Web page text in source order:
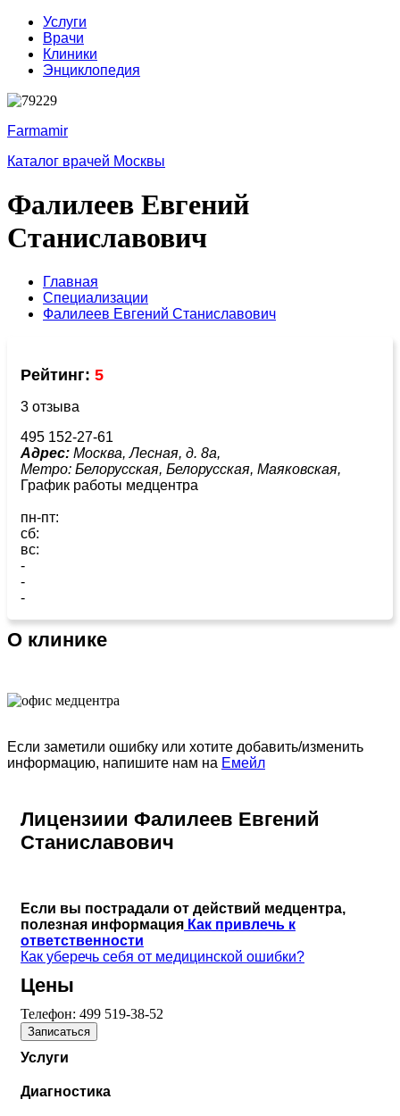
Услуги
Врачи
Клиники
Энциклопедия
Farmamir
Каталог врачей Москвы
Фалилеев Евгений
Станиславович
Главная
Специализации
Фалилеев Евгений Станиславович
Рейтинг: 5
3 отзыва
495 152-27-61
Адрес: Москва, Лесная, д. 8а,
Метро: Белорусская, Белорусская, Маяковская,
График работы медцентра
пн-пт:
сб:
вс:
-
-
-
О клинике
Если заметили ошибку или хотите добавить/изменить
информацию, напишите нам на Емейл
Лицензиии Фалилеев Евгений
Станиславович
Если вы пострадали от действий медцентра,
полезная информация Как привлечь к
ответственности
Как уберечь себя от медицинской ошибки?
Цены
Телефон: 499 519-38-52
Записаться
Услуги
Диагностика